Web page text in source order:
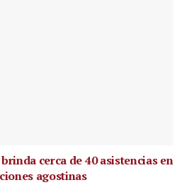
cerca de 40 asistencias en
agostinas